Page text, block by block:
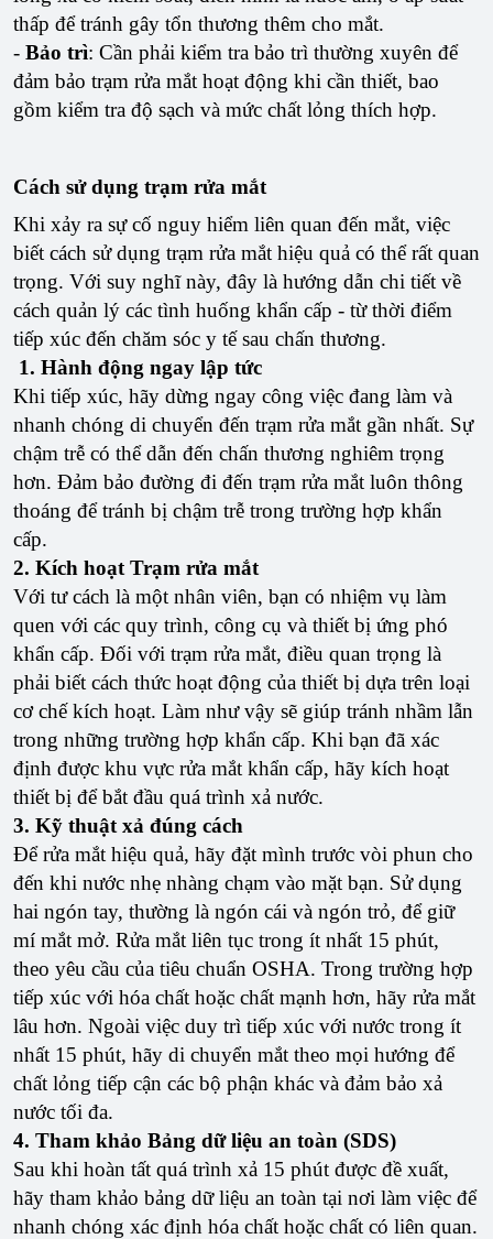
thấp để tránh gây tổn thương thêm cho mắt.
- Bảo trì: Cần phải kiểm tra bảo trì thường xuyên để
đảm bảo trạm rửa mắt hoạt động khi cần thiết, bao
gồm kiểm tra độ sạch và mức chất lỏng thích hợp.
Cách sử dụng trạm rửa mắt
Khi xảy ra sự cố nguy hiểm liên quan đến mắt, việc
biết cách sử dụng trạm rửa mắt hiệu quả có thể rất quan
trọng. Với suy nghĩ này, đây là hướng dẫn chi tiết về
cách quản lý các tình huống khẩn cấp - từ thời điểm
tiếp xúc đến chăm sóc y tế sau chấn thương.
1. Hành động ngay lập tức
Khi tiếp xúc, hãy dừng ngay công việc đang làm và
nhanh chóng di chuyển đến trạm rửa mắt gần nhất. Sự
chậm trễ có thể dẫn đến chấn thương nghiêm trọng
hơn. Đảm bảo đường đi đến trạm rửa mắt luôn thông
thoáng để tránh bị chậm trễ trong trường hợp khẩn
cấp.
2. Kích hoạt Trạm rửa mắt
Với ​​tư cách là một nhân viên, bạn có nhiệm vụ làm
quen với các quy trình, công cụ và thiết bị ứng phó
khẩn cấp. Đối với trạm rửa mắt, điều quan trọng là
phải biết cách thức hoạt động của thiết bị dựa trên loại
cơ chế kích hoạt. Làm như vậy sẽ giúp tránh nhầm lẫn
trong những trường hợp khẩn cấp. Khi bạn đã xác
định được khu vực rửa mắt khẩn cấp, hãy kích hoạt
thiết bị để bắt đầu quá trình xả nước.
3. Kỹ thuật xả đúng cách
Để rửa mắt hiệu quả, hãy đặt mình trước vòi phun cho
đến khi nước nhẹ nhàng chạm vào mặt bạn. Sử dụng
hai ngón tay, thường là ngón cái và ngón trỏ, để giữ
mí mắt mở. Rửa mắt liên tục trong ít nhất 15 phút,
theo yêu cầu của tiêu chuẩn OSHA. Trong trường hợp
tiếp xúc với hóa chất hoặc chất mạnh hơn, hãy rửa mắt
lâu hơn. Ngoài việc duy trì tiếp xúc với nước trong ít
nhất 15 phút, hãy di chuyển mắt theo mọi hướng để
chất lỏng tiếp cận các bộ phận khác và đảm bảo xả
nước tối đa.
4. Tham khảo Bảng dữ liệu an toàn (SDS)
Sau khi hoàn tất quá trình xả 15 phút được đề xuất,
hãy tham khảo bảng dữ liệu an toàn tại nơi làm việc để
nhanh chóng xác định hóa chất hoặc chất có liên quan.